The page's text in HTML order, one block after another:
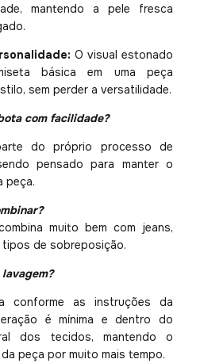
mantendo a pele fresca
O visual estonado
básica em uma peça
sem perder a versatilidade.
com facilidade?
do próprio processo de
pensado para manter o
peça.
muito bem com jeans,
de sobreposição.
conforme as instruções da
é mínima e dentro do
dos tecidos, mantendo o
peça por muito mais tempo.